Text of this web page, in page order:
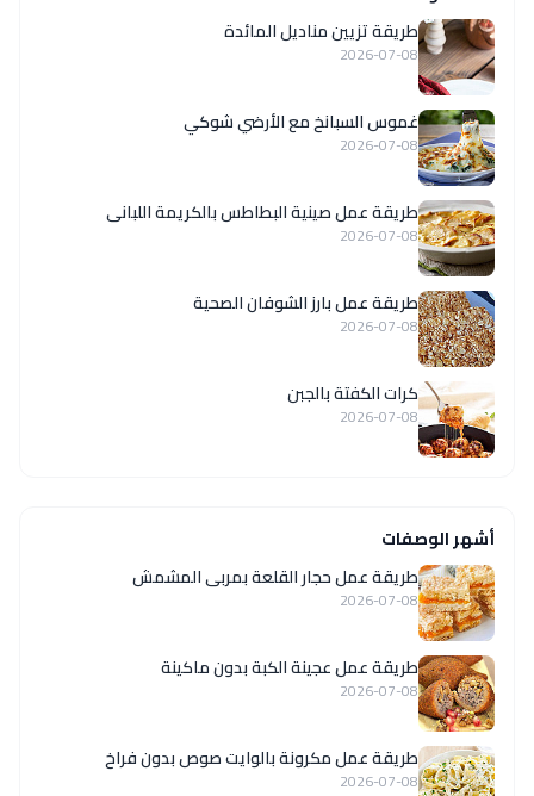
طريقة تزيين مناديل المائدة
2026-07-08
غموس السبانخ مع الأرضي شوكي
2026-07-08
طريقة عمل صينية البطاطس بالكريمة اللبانى
2026-07-08
طريقة عمل بارز الشوفان الصحية
2026-07-08
كرات الكفتة بالجبن
2026-07-08
أشهر الوصفات
طريقة عمل حجار القلعة بمربى المشمش
2026-07-08
طريقة عمل عجينة الكبة بدون ماكينة
2026-07-08
طريقة عمل مكرونة بالوايت صوص بدون فراخ
2026-07-08